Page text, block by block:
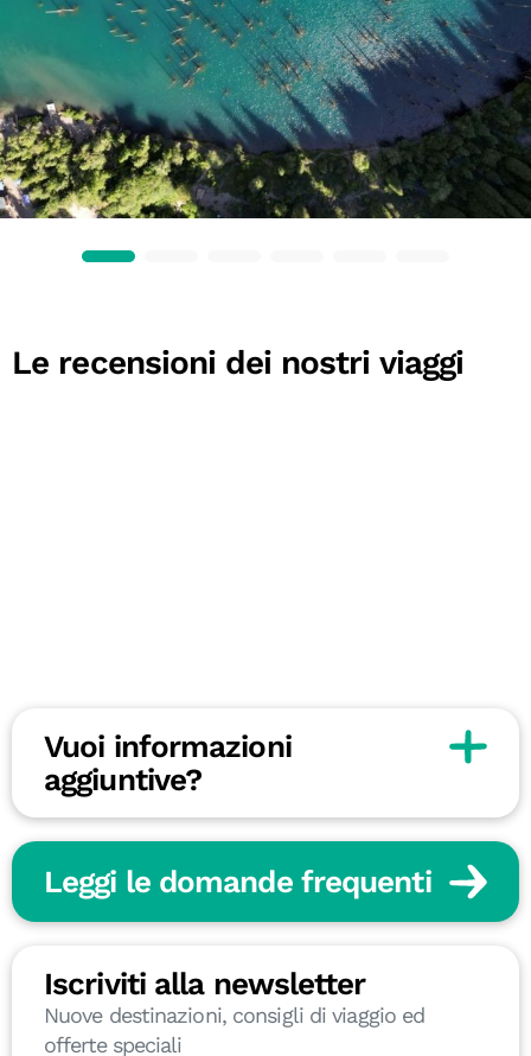
Le recensioni dei nostri viaggi
Vuoi informazioni
aggiuntive?
Leggi le domande frequenti
Iscriviti alla newsletter
Nuove destinazioni, consigli di viaggio ed
offerte speciali